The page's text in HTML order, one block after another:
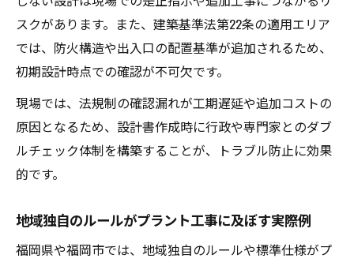
理
プラント工事の入札・申請で意識すべき実
務力
識
プラント工事申請書類の整理と注意点まと
スクがあります。また、建築基準法第22条の適用エリア
では、防火構造や出入口の配置基準が追加されるため、
初期設計時点での確認が不可欠です。
現場では、法規制の確認漏れが工期遅延や追加コストの
原因となるため、設計書作成時に行政や専門家とのダブ
ルチェック体制を構築することが、トラブル防止に効果
的です。
地域独自のルールがプラント工事に及ぼす実際例
福岡県や福岡市では、地域独自のルールや標準仕様がプ